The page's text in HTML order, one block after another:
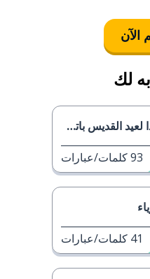
الآن
لك
القديس باتريك
93كلمات/عبارات
41 كلمات/عبارات